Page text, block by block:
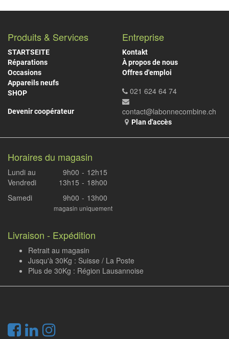
Produits & Services
STARTSEITE
Réparations
Occasions
Appareils neufs
SHOP
Devenir coopérateur
Entreprise
Kontakt
À propos de nous
Offres d'emploi
021 624 64 74
contact@labonnecombine.ch
Plan d'accès
Horaires du magasin
Lundi au
Vendredi
9h00
13h15
-
-
12h15
18h00
Samedi
9h00 - 13h00
magasin uniquement
Livraison - Expédition
Retrait au magasin
Jusqu'à 30Kg : Suisse / La Poste
Plus de 30Kg : Région Lausannoise